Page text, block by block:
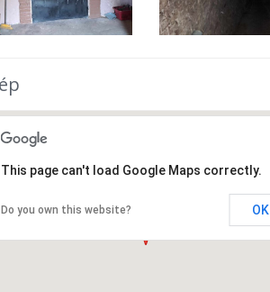
This page can't load Google Maps correctly.
Do you own this website? OK